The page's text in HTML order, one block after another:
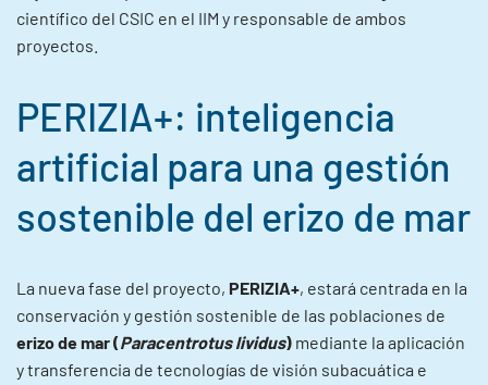
científico del CSIC en el IIM y responsable de ambos
proyectos.
PERIZIA+: inteligencia
artificial para una gestión
sostenible del erizo de mar
La nueva fase del proyecto, PERIZIA+, estará centrada en la
conservación y gestión sostenible de las poblaciones de
erizo de mar (Paracentrotus lividus) mediante la aplicación
y transferencia de tecnologías de visión subacuática e